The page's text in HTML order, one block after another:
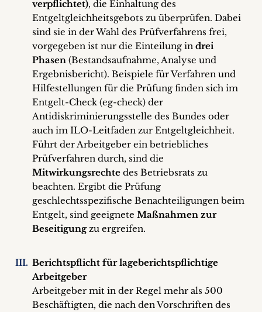
verpflichtet), die Einhaltung des
Entgeltgleichheitsgebots zu überprüfen. Dabei
sind sie in der Wahl des Prüfverfahrens frei,
vorgegeben ist nur die Einteilung in drei
Phasen (Bestandsaufnahme, Analyse und
Ergebnisbericht). Beispiele für Verfahren und
Hilfestellungen für die Prüfung finden sich im
Entgelt-Check (eg-check) der
Antidiskriminierungsstelle des Bundes oder
auch im ILO-Leitfaden zur Entgeltgleichheit.
Führt der Arbeitgeber ein betriebliches
Prüfverfahren durch, sind die
Mitwirkungsrechte des Betriebsrats zu
beachten. Ergibt die Prüfung
geschlechtsspezifische Benachteiligungen beim
Entgelt, sind geeignete Maßnahmen zur
Beseitigungzu ergreifen.
Berichtspflicht für lageberichtspflichtige
Arbeitgeber
Arbeitgeber mit in der Regel mehr als 500
Beschäftigten, die nach den Vorschriften des